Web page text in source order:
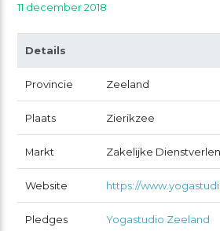
11 december 2018
Details
Provincie Zeeland
Plaats Zierikzee
Markt Zakelijke
Website https://
Pledges Yogastudio Zeeland